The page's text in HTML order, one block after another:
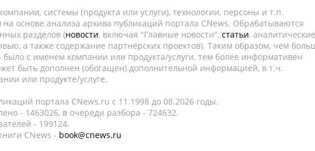
системы (продукта или услуги), технологии, персоны и т.п.
на основе анализа архива публикаций портала CNews. Обрабатываются
разделов (новости, включая "Главные новости", статьи, аналитические
а также содержание партнёрских проектов). Таким образом, чем
было с именем компании или продукта/услуги, тем более информативен
быть дополнен (обогащен) дополнительной информацией, в т.ч.
или продукте/услуге.
портала CNews.ru c 11.1998 до 08.2026 годы.
- 1463026, в очереди разбора - 724632.
- 199124.
CNews - book@cnews.ru